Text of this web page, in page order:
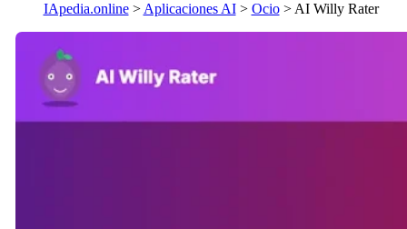
IApedia.online> Aplicaciones AI> Ocio> AI Willy Rater